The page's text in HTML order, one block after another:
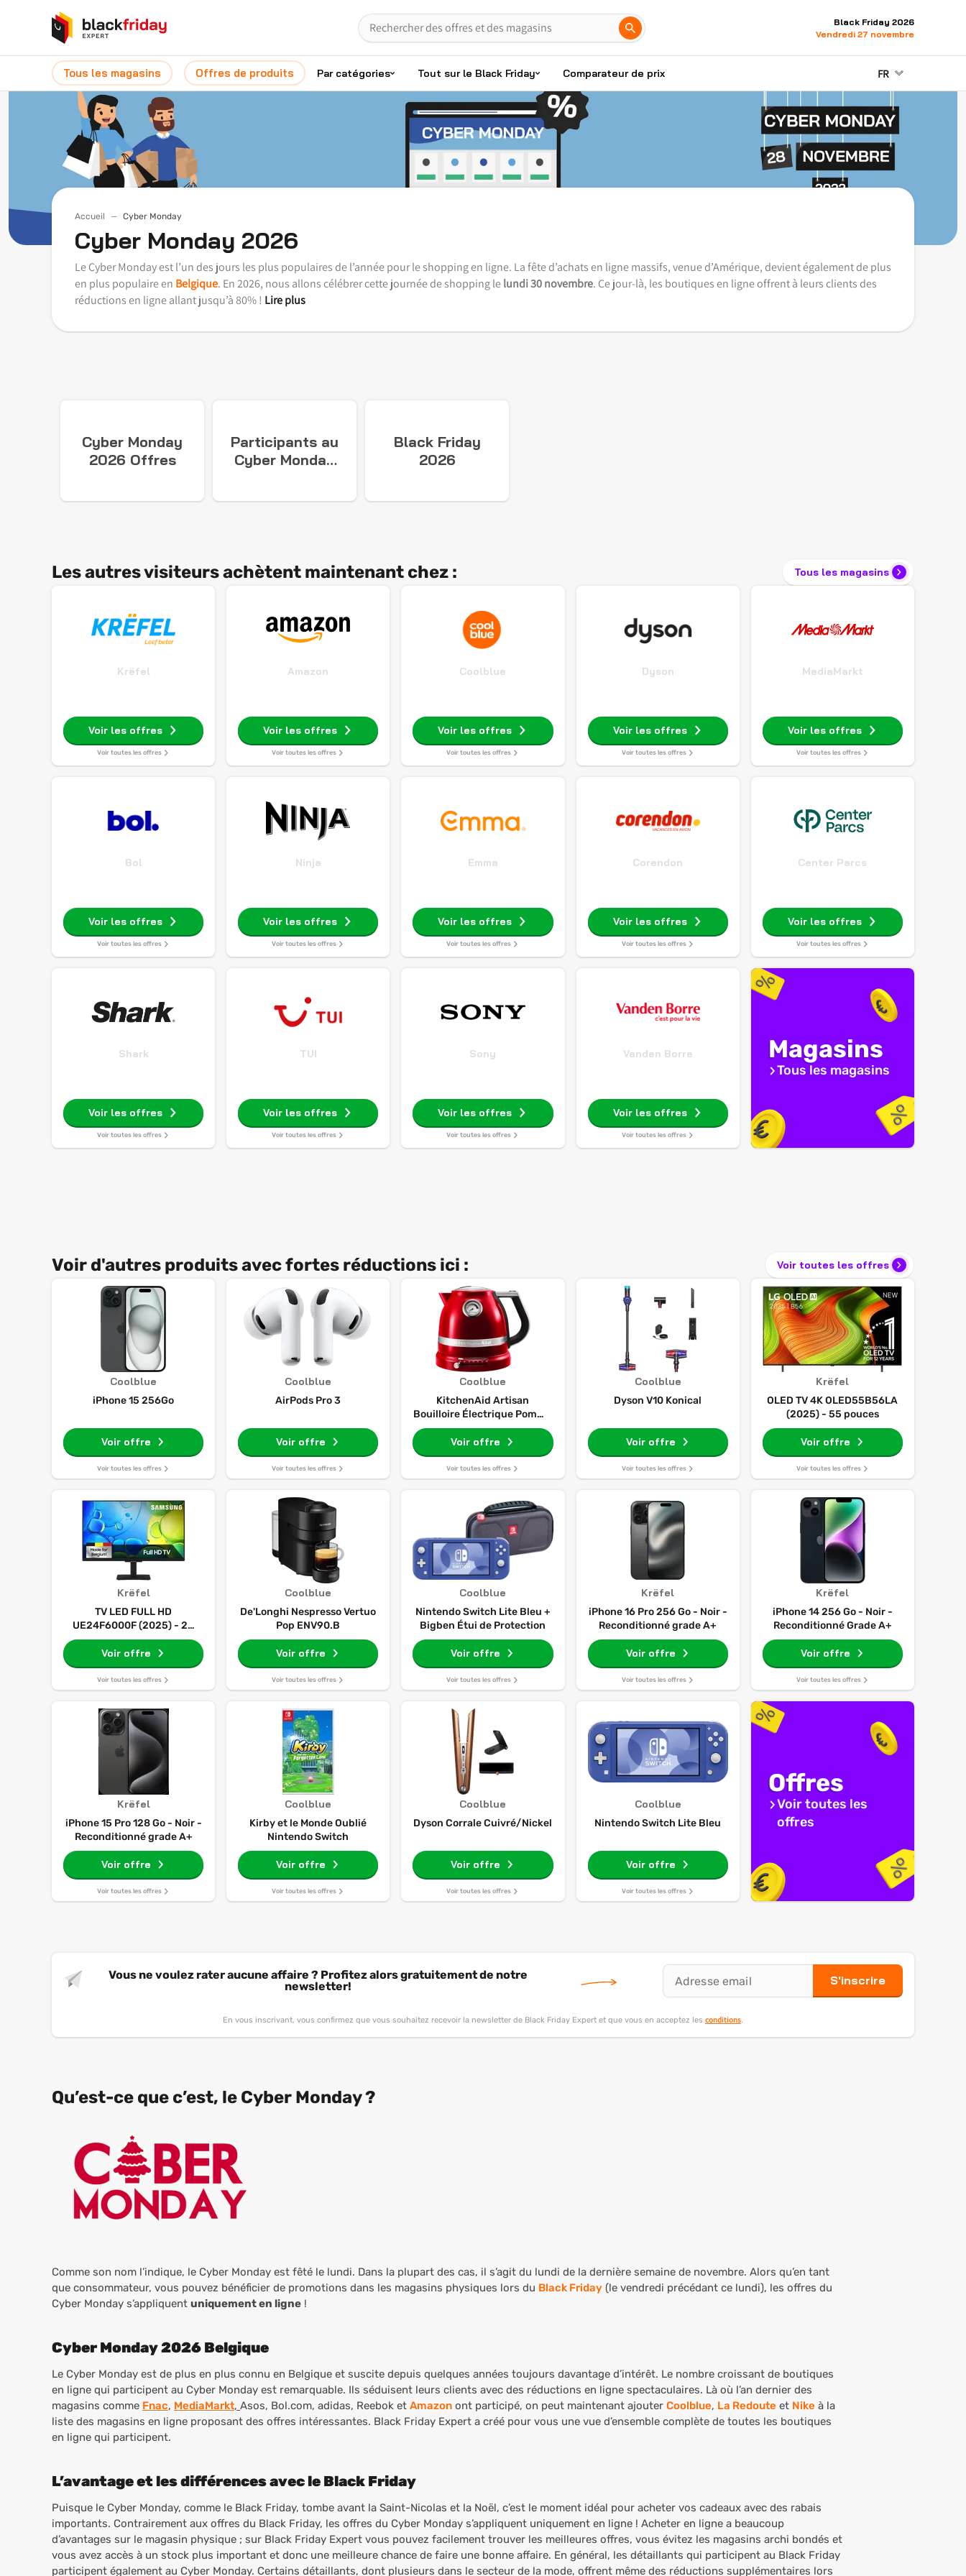
Black Friday 2026
Vendredi 27 novembre
Tous les magasins Offres de produits Par catégories Tout sur le Black Friday Comparateur de prix FR
Accueil Cyber Monday
Cyber Monday 2026
Le Cyber Monday est l’un des jours les plus populaires de l’année pour le shopping en ligne. La fête d’achats en ligne massifs, venue d’Amérique, devient également de plus
en plus populaire en Belgique. En 2026, nous allons célébrer cette journée de shopping lelundi 30 novembre. Ce jour-là, les boutiques en ligne offrent à leurs clients des
réductions en ligne allant jusqu’à 80% ! Lire plus
Cyber Monday
2026 Offres
Participants au
Cyber Monday
Black Friday
2026
Les autres visiteurs achètent maintenant chez : Tous les magasins
Krëfel
Voir les offres
Voir toutes les offres
Amazon
Voir les offres
Voir toutes les offres
Coolblue
Voir les offres
Voir toutes les offres
Dyson
Voir les offres
Voir toutes les offres
MediaMarkt
Voir les offres
Voir toutes les offres
Bol
Voir les offres
Voir toutes les offres
Ninja
Voir les offres
Voir toutes les offres
Emma
Voir les offres
Voir toutes les offres
Corendon
Voir les offres
Voir toutes les offres
Center Parcs
Voir les offres
Voir toutes les offres
Shark
Voir les offres
Voir toutes les offres
TUI
Voir les offres
Voir toutes les offres
Sony
Voir les offres
Voir toutes les offres
Vanden Borre
Voir les offres
Voir toutes les offres
Magasins
Tous les magasins
Voir d'autres produits avec fortes réductions ici : Voir toutes les offres
Coolblue
iPhone 15 256Go
Voir offre
Voir toutes les offres
Coolblue
AirPods Pro 3
Voir offre
Voir toutes les offres
Coolblue
KitchenAid Artisan
Bouilloire Électrique Pomme
d'Amour
Voir offre
Voir toutes les offres
Coolblue
Dyson V10 Konical
Voir offre
Voir toutes les offres
Krëfel
OLED TV 4K OLED55B56LA
(2025) - 55 pouces
Voir offre
Voir toutes les offres
Krëfel
TV LED FULL HD
UE24F6000F (2025) - 24
pouces
Voir offre
Voir toutes les offres
Coolblue
De'Longhi Nespresso Vertuo
Pop ENV90.B
Voir offre
Voir toutes les offres
Coolblue
Nintendo Switch Lite Bleu +
Bigben Étui de Protection
Voir offre
Voir toutes les offres
Krëfel
iPhone 16 Pro 256 Go - Noir -
Reconditionné grade A+
Voir offre
Voir toutes les offres
Krëfel
iPhone 14 256 Go - Noir -
Reconditionné Grade A+
Voir offre
Voir toutes les offres
Krëfel
iPhone 15 Pro 128 Go - Noir -
Reconditionné grade A+
Voir offre
Voir toutes les offres
Coolblue
Kirby et le Monde Oublié
Nintendo Switch
Voir offre
Voir toutes les offres
Coolblue
Dyson Corrale Cuivré/Nickel
Voir offre
Voir toutes les offres
Coolblue
Nintendo Switch Lite Bleu
Voir offre
Voir toutes les offres
Offres
Voir toutes les
offres
Vous ne voulez rater aucune affaire ? Profitez alors gratuitement de notre
newsletter!
S'inscrire
En vous inscrivant, vous confirmez que vous souhaitez recevoir la newsletter de Black Friday Expert et que vous en acceptez les conditions.
Qu’est-ce que c’est, le Cyber Monday ?
Comme son nom l’indique, le Cyber Monday est fêté le lundi. Dans la plupart des cas, il s’agit du lundi de la dernière semaine de novembre. Alors qu’en tant
que consommateur, vous pouvez bénéficier de promotions dans les magasins physiques lors du Black Friday (le vendredi précédant ce lundi), les offres du
Cyber Monday s’appliquent uniquement en ligne !
Cyber Monday 2026 Belgique
Le Cyber Monday est de plus en plus connu en Belgique et suscite depuis quelques années toujours davantage d’intérêt. Le nombre croissant de boutiques
en ligne qui participent au Cyber Monday est remarquable. Ils séduisent leurs clients avec des réductions en ligne spectaculaires. Là où l’an dernier des
magasins comme Fnac, MediaMarkt, Asos, Bol.com, adidas, Reebok et Amazon ont participé, on peut maintenant ajouter Coolblue, La Redoute et Nike à la
liste des magasins en ligne proposant des offres intéressantes. Black Friday Expert a créé pour vous une vue d’ensemble complète de toutes les boutiques
en ligne qui participent.
L’avantage et les différences avec le Black Friday
Puisque le Cyber Monday, comme le Black Friday, tombe avant la Saint-Nicolas et la Noël, c’est le moment idéal pour acheter vos cadeaux avec des rabais
importants. Contrairement aux offres du Black Friday, les offres du Cyber Monday s’appliquent uniquement en ligne ! Acheter en ligne a beaucoup
d’avantages sur le magasin physique ; sur Black Friday Expert vous pouvez facilement trouver les meilleures offres, vous évitez les magasins archi bondés et
vous avez accès à un stock plus important et donc une meilleure chance de faire une bonne affaire. En général, les détaillants qui participent au Black Friday
participent également au Cyber Monday. Certains détaillants, dont plusieurs dans le secteur de la mode, offrent même des réductions supplémentaires lors